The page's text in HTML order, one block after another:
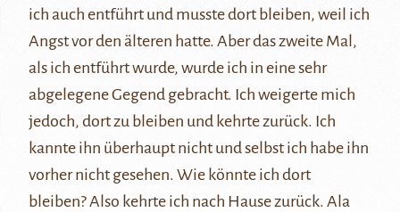
ich auch entführt und musste dort bleiben, weil ich
Angst vor den älteren hatte. Aber das zweite Mal,
als ich entführt wurde, wurde ich in eine sehr
abgelegene Gegend gebracht. Ich weigerte mich
jedoch, dort zu bleiben und kehrte zurück. Ich
kannte ihn überhaupt nicht und selbst ich habe ihn
vorher nicht gesehen. Wie könnte ich dort
bleiben? Also kehrte ich nach Hause zurück. Ala